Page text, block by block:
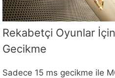
Rekabetçi Oyunlar
Gecikme
Sadece 15 ms gecikme ile